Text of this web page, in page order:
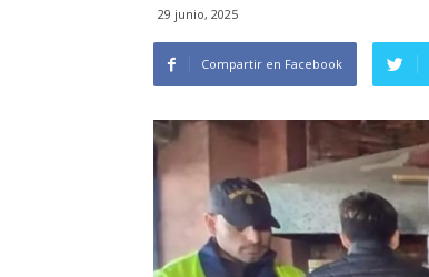
29 junio, 2025
Compartir en Facebook